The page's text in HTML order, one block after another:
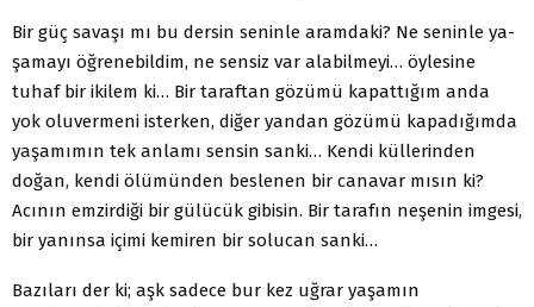
Bir güç savaşı mı bu dersin seninle aramdaki? Ne seninle ya­
şamayı öğrenebildim, ne sensiz var alabilmeyi… öylesine
tuhaf bir ikilem ki… Bir taraftan gözümü kapattığım anda
yok oluvermeni isterken, diğer yandan gözümü kapadığımda
yaşamımın tek anlamı sensin sanki… Kendi küllerinden
doğan, kendi ölümün­den beslenen bir canavar mısın ki?
Acının emzirdiği bir gülü­cük gibisin. Bir tarafın neşenin imgesi,
bir yanınsa içimi ke­miren bir solucan sanki…
Bazıları der ki; aşk sadece bur kez uğrar yaşamın